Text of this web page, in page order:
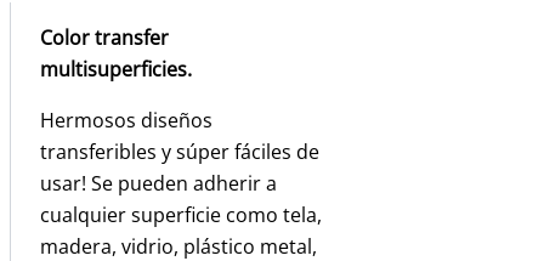
Color transfer
multisuperficies.
Hermosos diseños
transferibles y súper fáciles de
usar! Se pueden adherir a
cualquier superficie como tela,
madera, vidrio, plástico metal,